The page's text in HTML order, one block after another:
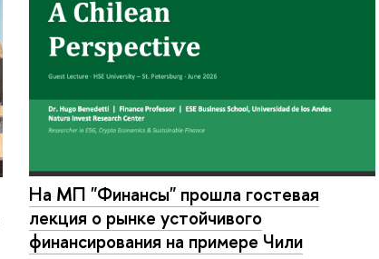
На МП "Финансы" прошла гостевая
лекция о рынке устойчивого
финансирования на примере Чили